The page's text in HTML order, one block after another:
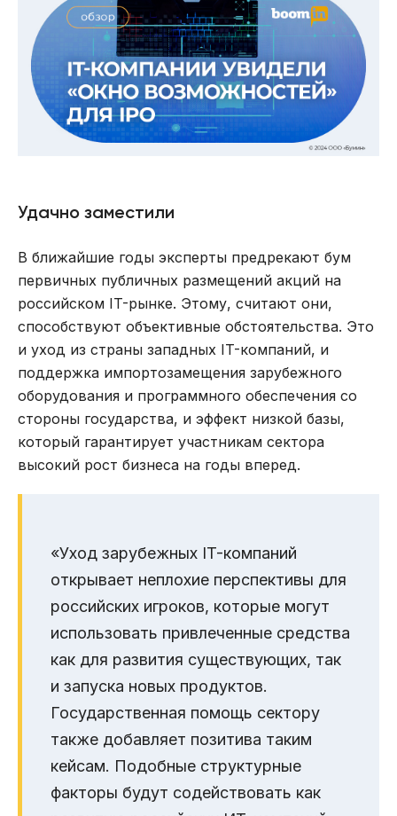
Удачно заместили
В ближайшие годы эксперты предрекают бум
первичных публичных размещений акций на
российском IT-рынке. Этому, считают они,
способствуют объективные обстоятельства. Это
и уход из страны западных IT-компаний, и
поддержка импортозамещения зарубежного
оборудования и программного обеспечения со
стороны государства, и эффект низкой базы,
который гарантирует участникам сектора
высокий рост бизнеса на годы вперед.
«Уход зарубежных IT-компаний
открывает неплохие перспективы для
российских игроков, которые могут
использовать привлеченные средства
как для развития существующих, так
и запуска новых продуктов.
Государственная помощь сектору
также добавляет позитива таким
кейсам. Подобные структурные
факторы будут содействовать как